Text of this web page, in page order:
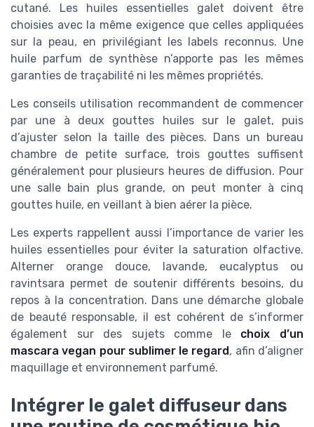
cutané. Les huiles essentielles galet doivent être
choisies avec la même exigence que celles appliquées
sur la peau, en privilégiant les labels reconnus. Une
huile parfum de synthèse n’apporte pas les mêmes
garanties de traçabilité ni les mêmes propriétés.
Les conseils utilisation recommandent de commencer
par une à deux gouttes huiles sur le galet, puis
d’ajuster selon la taille des pièces. Dans un bureau
chambre de petite surface, trois gouttes suffisent
généralement pour plusieurs heures de diffusion. Pour
une salle bain plus grande, on peut monter à cinq
gouttes huile, en veillant à bien aérer la pièce.
Les experts rappellent aussi l’importance de varier les
huiles essentielles pour éviter la saturation olfactive.
Alterner orange douce, lavande, eucalyptus ou
ravintsara permet de soutenir différents besoins, du
repos à la concentration. Dans une démarche globale
de beauté responsable, il est cohérent de s’informer
également sur des sujets comme le choix d’un
mascara vegan pour sublimer le regard, afin d’aligner
maquillage et environnement parfumé.
Intégrer le galet diffuseur dans